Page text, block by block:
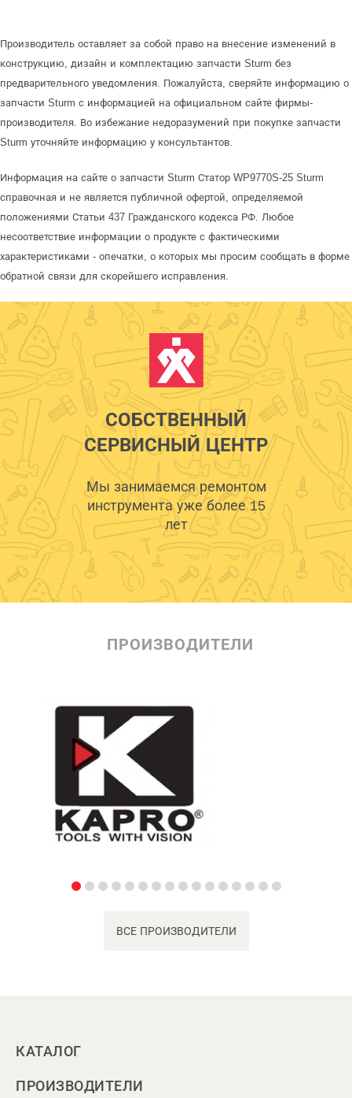
Производитель оставляет за собой право на внесение изменений в
конструкцию, дизайн и комплектацию запчасти Sturm без
предварительного уведомления. Пожалуйста, сверяйте информацию о
запчасти Sturm с информацией на официальном сайте фирмы-
производителя. Во избежание недоразумений при покупке запчасти
Sturm уточняйте информацию у консультантов.
Информация на сайте о запчасти Sturm Статор WP9770S-25 Sturm
справочная и не является публичной офертой, определяемой
положениями Статьи 437 Гражданского кодекса РФ. Любое
несоответствие информации о продукте с фактическими
характеристиками - опечатки, о которых мы просим сообщать в форме
обратной связи для скорейшего исправления.
СОБСТВЕННЫЙ
СЕРВИСНЫЙ ЦЕНТР
Мы занимаемся ремонтом
инструмента уже более 15
лет
ПРОИЗВОДИТЕЛИ
ВСЕ ПРОИЗВОДИТЕЛИ
КАТАЛОГ
ПРОИЗВОДИТЕЛИ